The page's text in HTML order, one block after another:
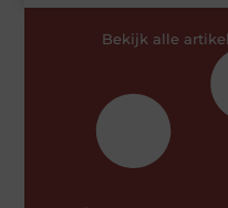
Bekijk alle